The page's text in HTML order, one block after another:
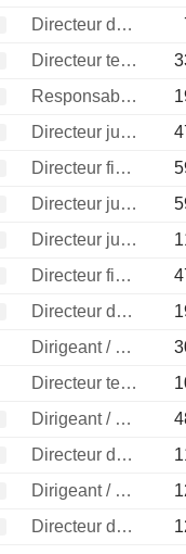
Directeur des ressources humaines
Directeur technique
Responsable communication publique
Directeur juridique
Directeur financier
Directeur juridique
Directeur juridique
Directeur financier
Directeur des ressources humaines
Dirigeant / cadre principal
Directeur technique
Dirigeant / cadre principal
Directeur des operations
Dirigeant / cadre principal
Directeur des ressources humaines